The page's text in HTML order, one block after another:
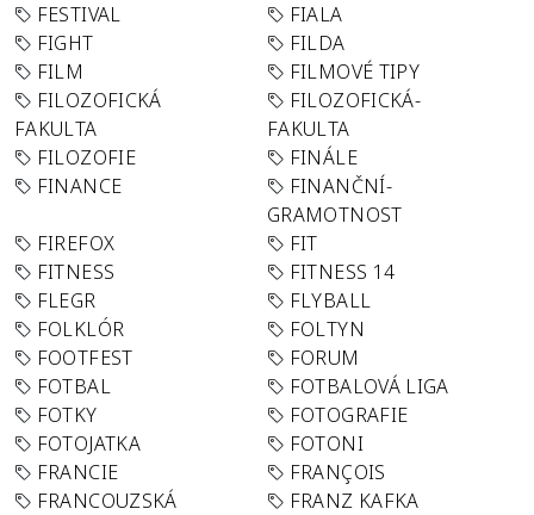
FESTIVAL
FIALA
FIGHT
FILDA
FILM
FILMOVÉ TIPY
FILOZOFICKÁ
FAKULTA
FILOZOFICKÁ-
FAKULTA
FILOZOFIE
FINÁLE
FINANCE
FINANČNÍ-
GRAMOTNOST
FIREFOX
FIT
FITNESS
FITNESS 14
FLEGR
FLYBALL
FOLKLÓR
FOLTYN
FOOTFEST
FORUM
FOTBAL
FOTBALOVÁ LIGA
FOTKY
FOTOGRAFIE
FOTOJATKA
FOTONI
FRANCIE
FRANÇOIS
FRANCOUZSKÁ
FRANZ KAFKA